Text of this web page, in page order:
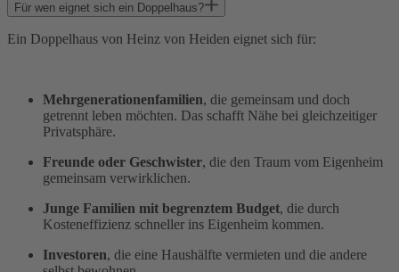
Für wen eignet sich ein Doppelhaus?
Ein Doppelhaus von Heinz von Heiden eignet sich für:
Mehrgenerationenfamilien, die gemeinsam und doch
getrennt leben möchten. Das schafft Nähe bei gleichzeitiger
Privatsphäre.
Freunde oder Geschwister, die den Traum vom Eigenheim
gemeinsam verwirklichen.
Junge Familien mit begrenztem Budget, die durch
Kosteneffizienz schneller ins Eigenheim kommen.
Investoren, die eine Haushälfte vermieten und die andere